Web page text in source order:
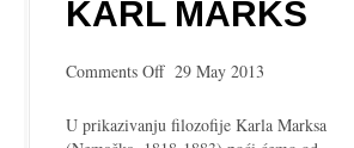
KARL MARKS
Comments Offon
Marks
29 May 2013
U prikazivanju filozofije Karla Marksa